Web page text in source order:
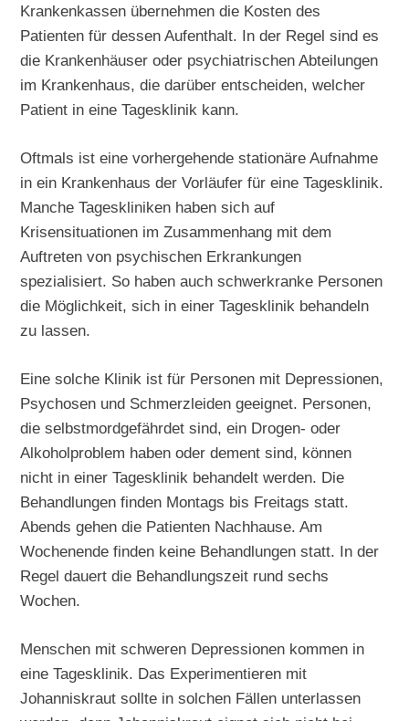
Krankenkassen übernehmen die Kosten des
Patienten für dessen Aufenthalt. In der Regel sind es
die Krankenhäuser oder psychiatrischen Abteilungen
im Krankenhaus, die darüber entscheiden, welcher
Patient in eine Tagesklinik kann.
Oftmals ist eine vorhergehende stationäre Aufnahme
in ein Krankenhaus der Vorläufer für eine Tagesklinik.
Manche Tageskliniken haben sich auf
Krisensituationen im Zusammenhang mit dem
Auftreten von psychischen Erkrankungen
spezialisiert. So haben auch schwerkranke Personen
die Möglichkeit, sich in einer Tagesklinik behandeln
zu lassen.
Eine solche Klinik ist für Personen mit Depressionen,
Psychosen und Schmerzleiden geeignet. Personen,
die selbstmordgefährdet sind, ein Drogen- oder
Alkoholproblem haben oder dement sind, können
nicht in einer Tagesklinik behandelt werden. Die
Behandlungen finden Montags bis Freitags statt.
Abends gehen die Patienten Nachhause. Am
Wochenende finden keine Behandlungen statt. In der
Regel dauert die Behandlungszeit rund sechs
Wochen.
Menschen mit schweren Depressionen kommen in
eine Tagesklinik. Das Experimentieren mit
Johanniskraut sollte in solchen Fällen unterlassen